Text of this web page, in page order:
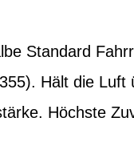
Standard
Hält die Luft
Höchste